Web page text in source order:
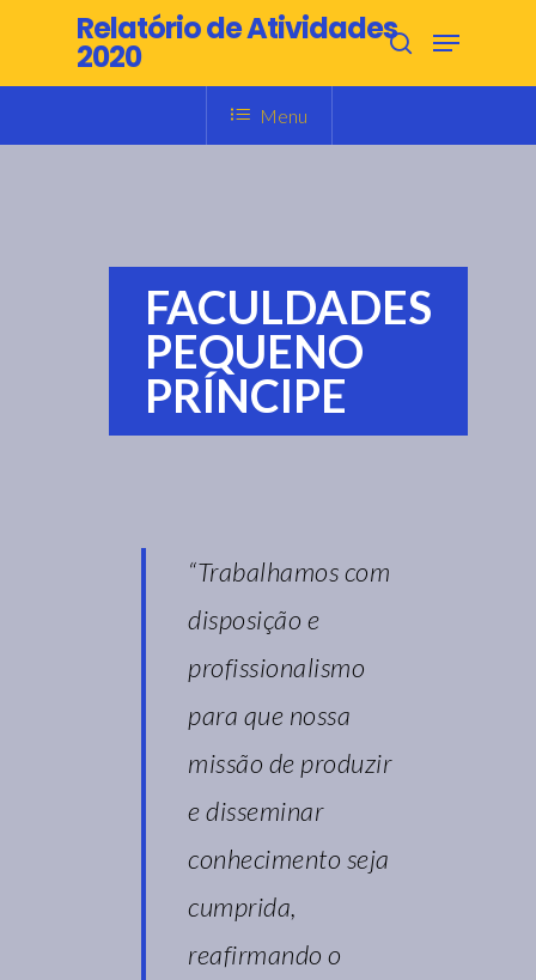
main
Relatório de Atividades
2020 search
Menu
Menu
FACULDADES
PEQUENO
PRÍNCIPE
“Trabalhamos com
disposição e
profissionalismo
para que nossa
missão de produzir
e disseminar
conhecimento seja
cumprida,
reafirmando o